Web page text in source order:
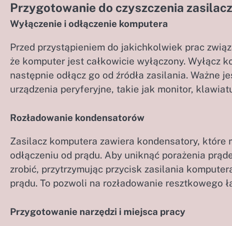
Przygotowanie do czyszczenia
Wyłączenie i odłączenie komputera
Przed przystąpieniem do jakichkolwiek prac
że komputer jest całkowicie wyłączony. Wyłącz
następnie odłącz go od źródła zasilania. Ważne
urządzenia peryferyjne, takie jak monitor,
Rozładowanie kondensatorów
Zasilacz komputera zawiera kondensatory, które
odłączeniu od prądu. Aby uniknąć porażenia
zrobić, przytrzymując przycisk zasilania
prądu. To pozwoli na rozładowanie resztkowego
Przygotowanie narzędzi i miejsca pracy